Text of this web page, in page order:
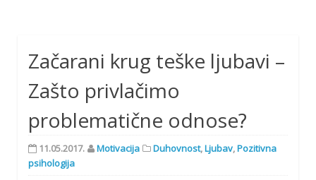
Začarani krug teške ljubavi –
Zašto privlačimo
problematične odnose?
11.05.2017. Motivacija Duhovnost,Ljubav,Pozitivna
psihologija